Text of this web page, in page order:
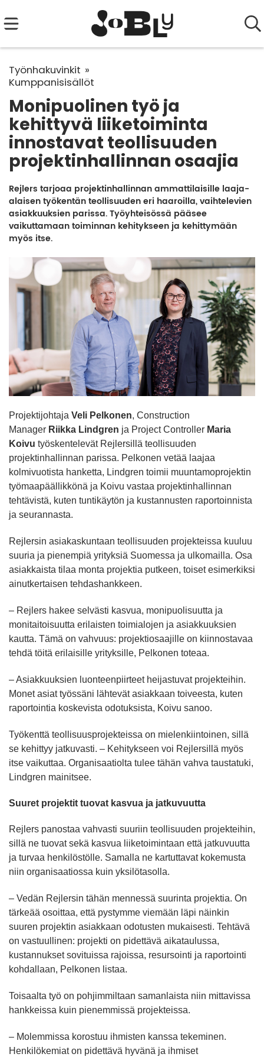
Työnhakuvinkit
Kumppanisisällöt
Monipuolinen työ ja
kehittyvä liiketoiminta
innostavat teollisuuden
projektinhallinnan osaajia
Rejlers tarjoaa projektinhallinnan ammattilaisille laaja-
alaisen työkentän teollisuuden eri haaroilla, vaihtelevien
asiakkuuksien parissa. Työyhteisössä pääsee
vaikuttamaan toiminnan kehitykseen ja kehittymään
myös itse.
Projektijohtaja Veli Pelkonen, Construction
Manager Riikka Lindgren ja Project Controller Maria
Koivu työskentelevät Rejlersillä teollisuuden
projektinhallinnan parissa. Pelkonen vetää laajaa
kolmivuotista hanketta, Lindgren toimii muuntamoprojektin
työmaapäällikkönä ja Koivu vastaa projektinhallinnan
tehtävistä, kuten tuntikäytön ja kustannusten raportoinnista
ja seurannasta.
Rejlersin asiakaskuntaan teollisuuden projekteissa kuuluu
suuria ja pienempiä yrityksiä Suomessa ja ulkomailla. Osa
asiakkaista tilaa monta projektia putkeen, toiset esimerkiksi
ainutkertaisen tehdashankkeen.
– Rejlers hakee selvästi kasvua, monipuolisuutta ja
monitaitoisuutta erilaisten toimialojen ja asiakkuuksien
kautta. Tämä on vahvuus: projektiosaajille on kiinnostavaa
tehdä töitä erilaisille yrityksille, Pelkonen toteaa.
– Asiakkuuksien luonteenpiirteet heijastuvat projekteihin.
Monet asiat työssäni lähtevät asiakkaan toiveesta, kuten
raportointia koskevista odotuksista, Koivu sanoo.
Työkenttä teollisuusprojekteissa on mielenkiintoinen, sillä
se kehittyy jatkuvasti. – Kehitykseen voi Rejlersillä myös
itse vaikuttaa. Organisaatiolta tulee tähän vahva taustatuki,
Lindgren mainitsee.
Suuret projektit tuovat kasvua ja jatkuvuutta
Rejlers panostaa vahvasti suuriin teollisuuden projekteihin,
sillä ne tuovat sekä kasvua liiketoimintaan että jatkuvuutta
ja turvaa henkilöstölle. Samalla ne kartuttavat kokemusta
niin organisaatiossa kuin yksilötasolla.
– Vedän Rejlersin tähän mennessä suurinta projektia. On
tärkeää osoittaa, että pystymme viemään läpi näinkin
suuren projektin asiakkaan odotusten mukaisesti. Tehtävä
on vastuullinen: projekti on pidettävä aikataulussa,
kustannukset sovituissa rajoissa, resursointi ja raportointi
kohdallaan, Pelkonen listaa.
Toisaalta työ on pohjimmiltaan samanlaista niin mittavissa
hankkeissa kuin pienemmissä projekteissa.
– Molemmissa korostuu ihmisten kanssa tekeminen.
Henkilökemiat on pidettävä hyvänä ja ihmiset